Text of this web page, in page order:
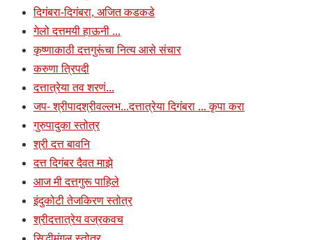
दिगंबरा-दिगंबरा, अजित कडकडे
गेलो दत्तमयी हाऊनी ...
कृष्णाकाठी दत्तगुरूंचा नित्य आसे संचार
करुणा त्रिपदी
दत्तात्रेया तव शरणं...
जप- श्रीपादश्रीवल्लभ...दत्तात्रेया दिगंबरा ... कृपा करा
गुरुपादुका स्तोत्र
श्री दत्त बावनि
दत्त दिगंबर दैवत माझे
आज मी दत्तगुरू पाहिले
इंदुकोटी तेजकिरण स्तोत्र
श्रीदत्तात्रेय वज्रकवच